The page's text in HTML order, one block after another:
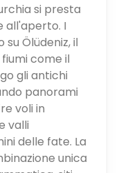
si presta
all'aperto. I
Ölüdeniz, il
come il
gli antichi
panorami
voli in
valli
delle fate. La
unica